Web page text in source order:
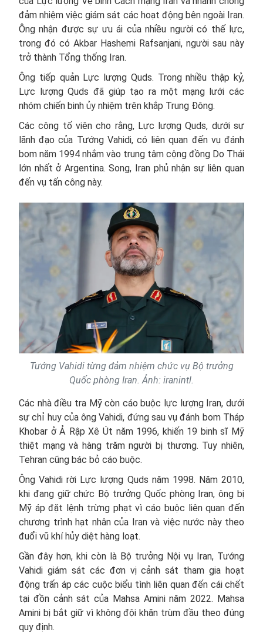
đảm nhiệm việc giám sát các hoạt động bên ngoài Iran.
Ông nhận được sự ưu ái của nhiều người có thế lực,
trong đó có Akbar Hashemi Rafsanjani, người sau này
trở thành Tổng thống Iran.
Ông tiếp quản Lực lượng Quds. Trong nhiều thập kỷ,
Lực lượng Quds đã giúp tạo ra một mạng lưới các
nhóm chiến binh ủy nhiệm trên khắp Trung Đông.
Các công tố viên cho rằng, Lực lượng Quds, dưới sự
lãnh đạo của Tướng Vahidi, có liên quan đến vụ đánh
bom năm 1994 nhắm vào trung tâm cộng đồng Do Thái
lớn nhất ở Argentina. Song, Iran phủ nhận sự liên quan
đến vụ tấn công này.
Tướng Vahidi từng đảm nhiệm chức vụ Bộ trưởng
Quốc phòng Iran. Ảnh: iranintl.
Các nhà điều tra Mỹ còn cáo buộc lực lượng Iran, dưới
sự chỉ huy của ông Vahidi, đứng sau vụ đánh bom Tháp
Khobar ở Ả Rập Xê Út năm 1996, khiến 19 binh sĩ Mỹ
thiệt mạng và hàng trăm người bị thương. Tuy nhiên,
Tehran cũng bác bỏ cáo buộc.
Ông Vahidi rời Lực lượng Quds năm 1998. Năm 2010,
khi đang giữ chức Bộ trưởng Quốc phòng Iran, ông bị
Mỹ áp đặt lệnh trừng phạt vì cáo buộc liên quan đến
chương trình hạt nhân của Iran và việc nước này theo
đuổi vũ khí hủy diệt hàng loạt.
Gần đây hơn, khi còn là Bộ trưởng Nội vụ Iran, Tướng
Vahidi giám sát các đơn vị cảnh sát tham gia hoạt
động trấn áp các cuộc biểu tình liên quan đến cái chết
tại đồn cảnh sát của Mahsa Amini năm 2022. Mahsa
Amini bị bắt giữ vì không đội khăn trùm đầu theo đúng
quy định.